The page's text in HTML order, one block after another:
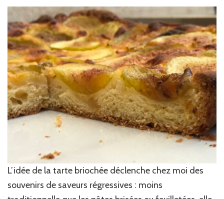
tarte
briochée
aux
fruits
L’idée de la tarte briochée déclenche chez moi des
souvenirs de saveurs régressives : moins